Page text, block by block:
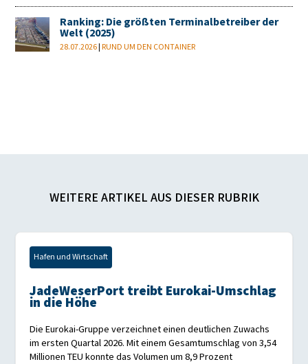
Ranking: Die größten Terminalbetreiber der
Welt (2025)
28.07.2026 |RUND UM DEN CONTAINER
WEITERE ARTIKEL AUS DIESER RUBRIK
Hafen und Wirtschaft
JadeWeserPort treibt Eurokai-Umschlag
in die Höhe
Die Eurokai-Gruppe verzeichnet einen deutlichen Zuwachs
im ersten Quartal 2026. Mit einem Gesamtumschlag von 3,54
Millionen TEU konnte das Volumen um 8,9 Prozent